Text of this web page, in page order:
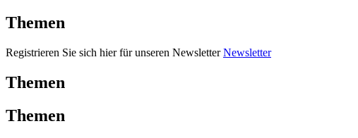
Themen
Registrieren Sie sich hier für unseren NewsletterNewsletter
Themen
Themen